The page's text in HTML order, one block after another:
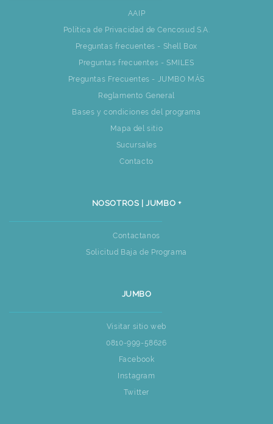
AAIP
Política de Privacidad de Cencosud S.A.
Preguntas frecuentes - Shell Box
Preguntas frecuentes - SMILES
Preguntas Frecuentes - JUMBO MÁS
Reglamento General
Bases y condiciones del programa
Mapa del sitio
Sucursales
Contacto
NOSOTROS | JUMBO +
Contactanos
Solicitud Baja de Programa
JUMBO
Visitar sitio web
0810-999-58626
Facebook
Instagram
Twitter